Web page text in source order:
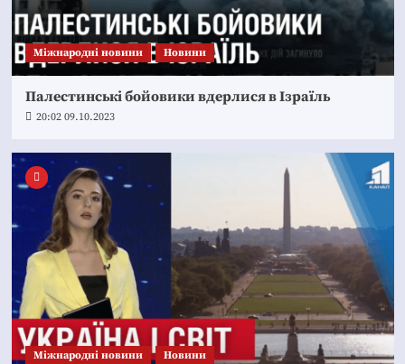
Міжнародні новини Новини
Палестинські бойовики вдерлися в Ізраїль
20:02 09.10.2023
Міжнародні новини Новини